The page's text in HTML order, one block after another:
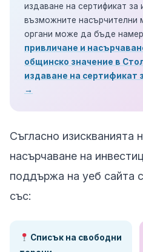
издаване на сертификат за
възможните насърчителни
органи може да бъде
привличане и
общинско значение в
издаване на сертификат
→
Съгласно изискванията
насърчаване на
поддържа на уеб сайта
със:
Списък на свободни